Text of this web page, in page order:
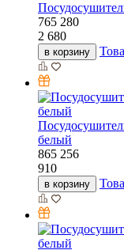
765 280
2 680
в корзину
белый
865 256
910
в корзину